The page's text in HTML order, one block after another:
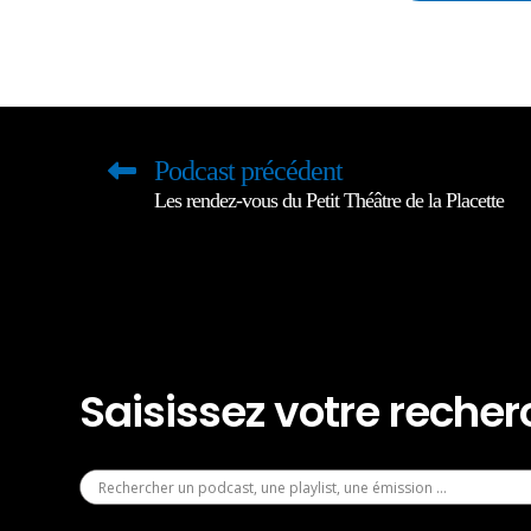
Podcast précédent
Les rendez-vous du Petit Théâtre de la Placette
Saisissez votre